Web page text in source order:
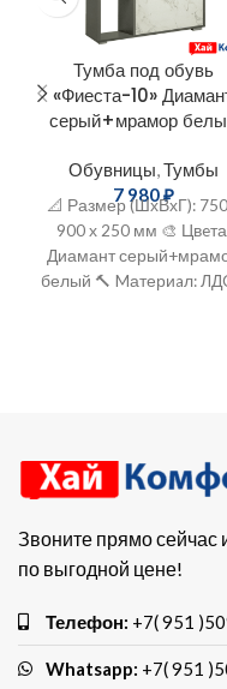
Тумба под обувь
«Фиеста-10»
серый+мрамор
Обувницы,Тумбы
7 980₽
📐 Размер (ШхВхГ):
900 х 250 мм 🎨
Диамант
белый 🔨 Mатериaл:
Звоните прямо сейчас
по выгодной цене!
Телефон: +7( 951
Whatsapp: +7( 951